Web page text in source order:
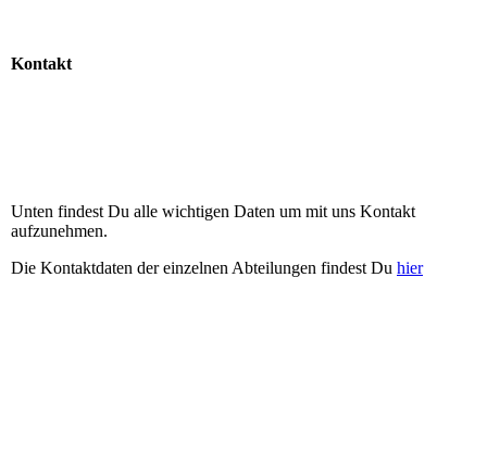
Kontakt
Unten findest Du alle wichtigen Daten um mit uns Kontakt
aufzunehmen.
Die Kontaktdaten der einzelnen Abteilungen findest Du hier